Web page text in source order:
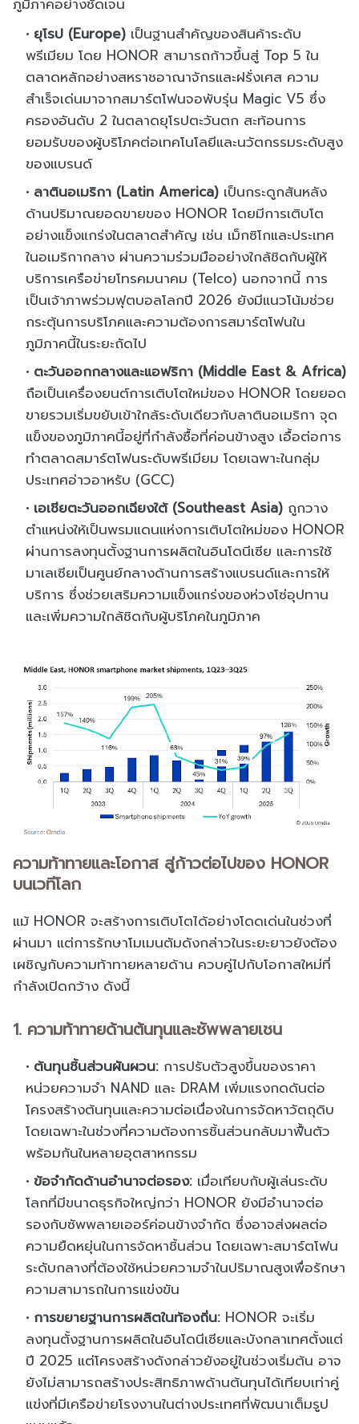
ยุโรป (Europe) เป็นฐานสำคัญของสินค้าระดับ
พรีเมียม โดย HONOR สามารถก้าวขึ้นสู่ Top 5 ใน
ตลาดหลักอย่างสหราชอาณาจักรและฝรั่งเศส ความ
สำเร็จเด่นมาจากสมาร์ตโฟนจอพับรุ่น Magic V5 ซึ่ง
ครองอันดับ 2 ในตลาดยุโรปตะวันตก สะท้อนการ
ยอมรับของผู้บริโภคต่อเทคโนโลยีและนวัตกรรมระดับสูง
ของแบรนด์
ลาตินอเมริกา (Latin America) เป็นกระดูกสันหลัง
ด้านปริมาณยอดขายของ HONOR โดยมีการเติบโต
อย่างแข็งแกร่งในตลาดสำคัญ เช่น เม็กซิโกและประเทศ
ในอเมริกากลาง ผ่านความร่วมมืออย่างใกล้ชิดกับผู้ให้
บริการเครือข่ายโทรคมนาคม (Telco) นอกจากนี้ การ
เป็นเจ้าภาพร่วมฟุตบอลโลกปี 2026 ยังมีแนวโน้มช่วย
กระตุ้นการบริโภคและความต้องการสมาร์ตโฟนใน
ภูมิภาคนี้ในระยะถัดไป
ตะวันออกกลางและแอฟริกา (Middle East & Africa)
ถือเป็นเครื่องยนต์การเติบโตใหม่ของ HONOR โดยยอด
ขายรวมเริ่มขยับเข้าใกล้ระดับเดียวกับลาตินอเมริกา จุด
แข็งของภูมิภาคนี้อยู่ที่กำลังซื้อที่ค่อนข้างสูง เอื้อต่อการ
ทำตลาดสมาร์ตโฟนระดับพรีเมียม โดยเฉพาะในกลุ่ม
ประเทศอ่าวอาหรับ (GCC)
เอเชียตะวันออกเฉียงใต้ (Southeast Asia) ถูกวาง
ตำแหน่งให้เป็นพรมแดนแห่งการเติบโตใหม่ของ HONOR
ผ่านการลงทุนตั้งฐานการผลิตในอินโดนีเซีย และการใช้
มาเลเซียเป็นศูนย์กลางด้านการสร้างแบรนด์และการให้
บริการ ซึ่งช่วยเสริมความแข็งแกร่งของห่วงโซ่อุปทาน
และเพิ่มความใกล้ชิดกับผู้บริโภคในภูมิภาค
ความท้าทายและโอกาส สู่ก้าวต่อไปของ HONOR
บนเวทีโลก
แม้ HONOR จะสร้างการเติบโตได้อย่างโดดเด่นในช่วงที่
ผ่านมา แต่การรักษาโมเมนตัมดังกล่าวในระยะยาวยังต้อง
เผชิญกับความท้าทายหลายด้าน ควบคู่ไปกับโอกาสใหม่ที่
กำลังเปิดกว้าง ดังนี้
1. ความท้าทายด้านต้นทุนและซัพพลายเชน
ต้นทุนชิ้นส่วนผันผวน: การปรับตัวสูงขึ้นของราคา
หน่วยความจำ NAND และ DRAM เพิ่มแรงกดดันต่อ
โครงสร้างต้นทุนและความต่อเนื่องในการจัดหาวัตถุดิบ
โดยเฉพาะในช่วงที่ความต้องการชิ้นส่วนกลับมาฟื้นตัว
พร้อมกันในหลายอุตสาหกรรม
ข้อจำกัดด้านอำนาจต่อรอง: เมื่อเทียบกับผู้เล่นระดับ
โลกที่มีขนาดธุรกิจใหญ่กว่า HONOR ยังมีอำนาจต่อ
รองกับซัพพลายเออร์ค่อนข้างจำกัด ซึ่งอาจส่งผลต่อ
ความยืดหยุ่นในการจัดหาชิ้นส่วน โดยเฉพาะสมาร์ตโฟน
ระดับกลางที่ต้องใช้หน่วยความจำในปริมาณสูงเพื่อรักษา
ความสามารถในการแข่งขัน
การขยายฐานการผลิตในท้องถิ่น: HONOR จะเริ่ม
ลงทุนตั้งฐานการผลิตในอินโดนีเซียและบังกลาเทศตั้งแต่
ปี 2025 แต่โครงสร้างดังกล่าวยังอยู่ในช่วงเริ่มต้น อาจ
ยังไม่สามารถสร้างประสิทธิภาพด้านต้นทุนได้เทียบเท่าคู่
แข่งที่มีเครือข่ายโรงงานในต่างประเทศที่พัฒนาเต็มรูป